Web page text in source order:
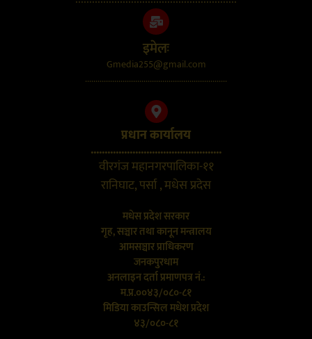
इमेलः
Gmedia255@gmail.com
....................................................................
प्रधान कार्यालय
...............................................
वीरगंज महानगरपालिका-११
रानिघाट, पर्सा , मधेस प्रदेस
मधेस प्रदेश सरकार
गृह, सञ्चार तथा कानून मन्त्रालय
आमसञ्चार प्राधिकरण
जनकपुरधाम
अनलाइन दर्ता प्रमाणपत्र नं.:
म.प्र.००४३/०८०-८१
मिडिया काउन्सिल मधेश प्रदेश
४३/०८०-८१